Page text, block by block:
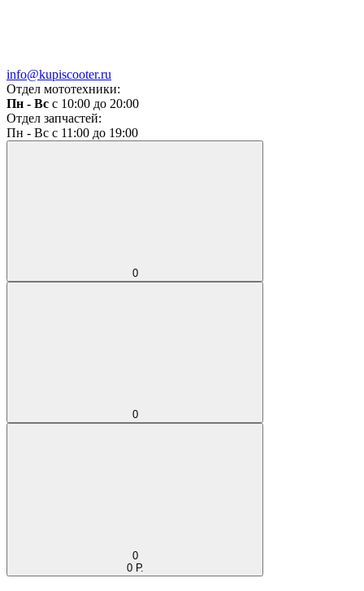
info@kupiscooter.ru
Отдел мототехники:
Пн - Вс с 10:00 до 20:00
Отдел запчастей:
Пн - Вс с 11:00 до 19:00
0
0
0
0 Р.